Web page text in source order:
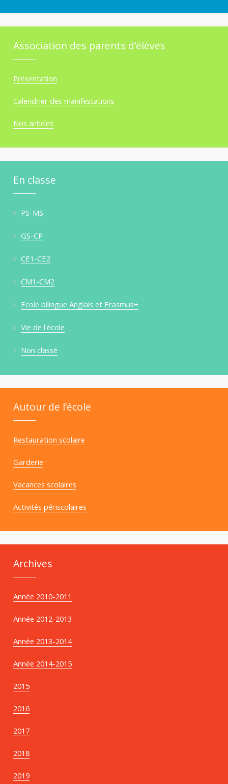
Association des parents d’élèves
Présentation
Calendrier des manifestations
Nos articles
En classe
PS-MS
GS-CP
CE1-CE2
CM1-CM2
Ecole bilingue Anglais et Erasmus+
Vie de l'école
Non classé
Autour de l’école
Restauration scolaire
Garderie
Vacances scolaires
Activités périscolaires
Archives
Année 2010-2011
Année 2012-2013
Année 2013-2014
Année 2014-2015
2015
2016
2017
2018
2019